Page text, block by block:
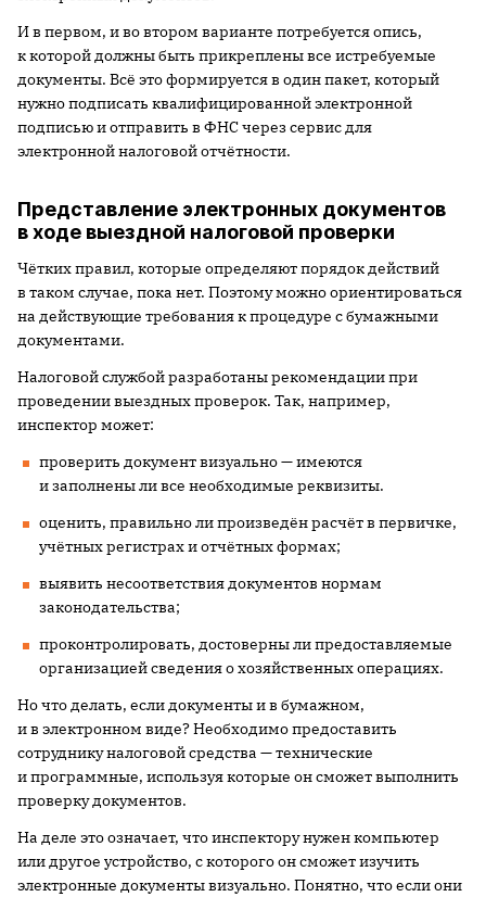
И в первом, и во втором варианте потребуется опись,
к которой должны быть прикреплены все истребуемые
документы. Всё это формируется в один пакет, который
нужно подписать квалифицированной электронной
подписью и отправить в ФНС через сервис для
электронной налоговой отчётности.
Представление электронных документов
в ходе выездной налоговой проверки
Чётких правил, которые определяют порядок действий
в таком случае, пока нет. Поэтому можно ориентироваться
на действующие требования к процедуре с бумажными
документами.
Налоговой службой разработаны рекомендации при
проведении выездных проверок. Так, например,
инспектор может:
проверить документ визуально — имеются
и заполнены ли все необходимые реквизиты.
оценить, правильно ли произведён расчёт в первичке,
учётных регистрах и отчётных формах;
выявить несоответствия документов нормам
законодательства;
проконтролировать, достоверны ли предоставляемые
организацией сведения о хозяйственных операциях.
Но что делать, если документы и в бумажном,
и в электронном виде? Необходимо предоставить
сотруднику налоговой средства — технические
и программные, используя которые он сможет выполнить
проверку документов.
На деле это означает, что инспектору нужен компьютер
или другое устройство, с которого он сможет изучить
электронные документы визуально. Понятно, что если они